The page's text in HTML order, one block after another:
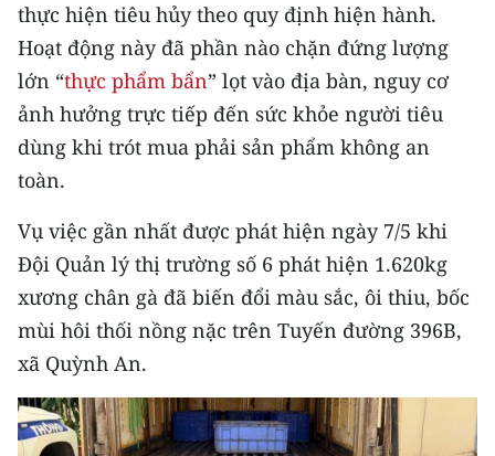
54 DÂN TỘC VIỆT NAM
CHƯƠNG TRÌNH OCOP - MỖI XÃ
MỘT SẢN PHẨM
RADIO
MEDIA CENTER
E-Magazine
Video
Media Kinh tế
thực hiện tiêu hủy theo quy định hiện hành.
Hoạt động này đã phần nào chặn đứng lượng
lớn “thực phẩm bẩn” lọt vào địa bàn, nguy cơ
ảnh hưởng trực tiếp đến sức khỏe người tiêu
dùng khi trót mua phải sản phẩm không an
toàn.
Vụ việc gần nhất được phát hiện ngày 7/5 khi
Đội Quản lý thị trường số 6 phát hiện 1.620kg
xương chân gà đã biến đổi màu sắc, ôi thiu, bốc
mùi hôi thối nồng nặc trên Tuyến đường 396B,
xã Quỳnh An.